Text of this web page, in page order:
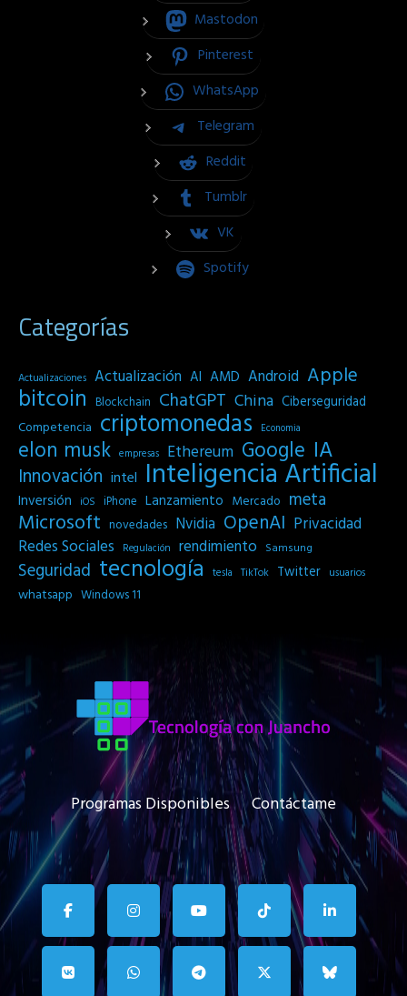
Mastodon
Pinterest
WhatsApp
Telegram
Reddit
Tumblr
VK
Spotify
Categorías
Actualizaciones Actualización AI AMD Android Apple
bitcoin Blockchain ChatGPT China Ciberseguridad
Competencia criptomonedas Economia
elon musk empresas Ethereum Google IA
Innovación intel Inteligencia Artificial
Inversión iOS iPhone Lanzamiento Mercado meta
Microsoft novedades Nvidia OpenAI Privacidad
Redes Sociales
Regulación rendimiento Samsung
Seguridad tecnología tesla TikTok Twitter usuarios
whatsapp Windows 11
Programas Disponibles Contáctame